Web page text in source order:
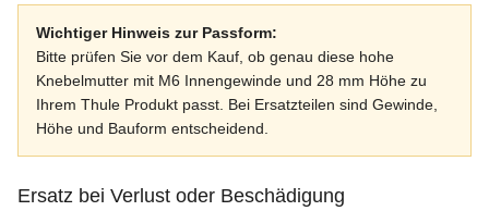
Wichtiger Hinweis zur Passform:
Bitte prüfen Sie vor dem Kauf, ob genau diese hohe
Knebelmutter mit M6 Innengewinde und 28 mm Höhe zu
Ihrem Thule Produkt passt. Bei Ersatzteilen sind Gewinde,
Höhe und Bauform entscheidend.
Ersatz bei Verlust oder Beschädigung